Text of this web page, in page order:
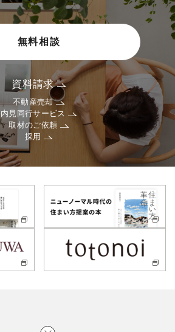
無料相談
資料請求
不動産売却
内見同行サービス
取材のご依頼
採用